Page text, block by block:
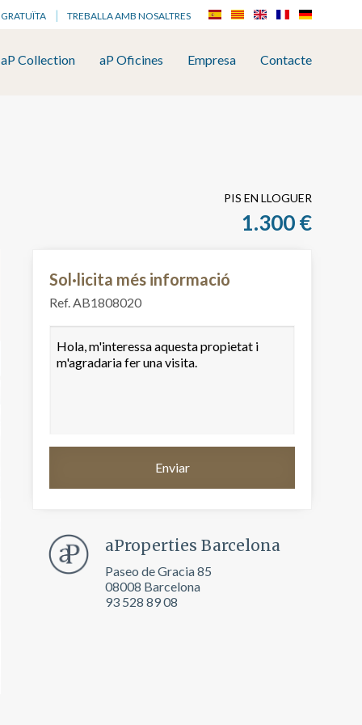
TREBALLA AMB NOSALTRES
aP Collection aP Oficines Empresa Contacte
PIS EN LLOGUER
1.300 €
Sol·licita més informació
Ref. AB1808020
aProperties Barcelona
Paseo de Gracia 85
08008 Barcelona
93 528 89 08
ho
web.